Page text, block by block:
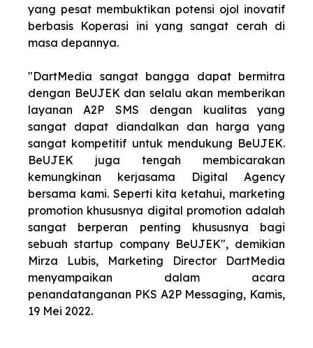
yang pesat membuktikan potensi ojol inovatif
berbasis Koperasi ini yang sangat cerah di
masa depannya.
"DartMedia sangat bangga dapat bermitra
dengan BeUJEK dan selalu akan memberikan
layanan A2P SMS dengan kualitas yang
sangat dapat diandalkan dan harga yang
sangat kompetitif untuk mendukung BeUJEK.
BeUJEK juga tengah membicarakan
kemungkinan kerjasama Digital Agency
bersama kami. Seperti kita ketahui, marketing
promotion khususnya digital promotion adalah
sangat berperan penting khususnya bagi
sebuah startup company BeUJEK", demikian
Mirza Lubis, Marketing Director DartMedia
menyampaikan dalam acara
penandatanganan PKS A2P Messaging, Kamis,
19 Mei 2022.